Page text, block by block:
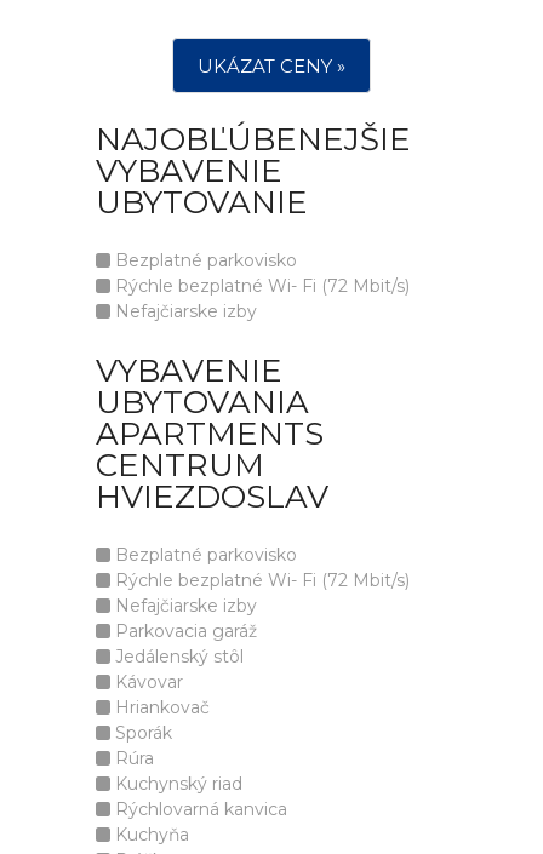
UKÁZAT CENY »
NAJOBĽÚBENEJŠIE
VYBAVENIE
UBYTOVANIE
Bezplatné parkovisko
Rýchle bezplatné Wi- Fi (72 Mbit/s)
Nefajčiarske izby
VYBAVENIE
UBYTOVANIA
APARTMENTS
CENTRUM
HVIEZDOSLAV
Bezplatné parkovisko
Rýchle bezplatné Wi- Fi (72 Mbit/s)
Nefajčiarske izby
Parkovacia garáž
Jedálenský stôl
Kávovar
Hriankovač
Sporák
Rúra
Kuchynský riad
Rýchlovarná kanvica
Kuchyňa